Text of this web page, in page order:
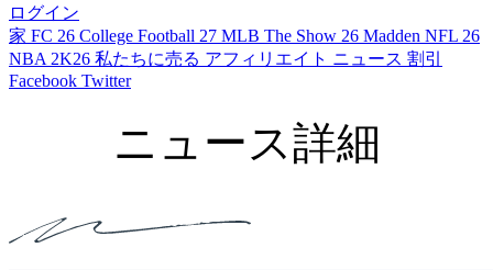
ログイン
家 FC 26 College Football 27 MLB The Show 26 Madden NFL 26
NBA 2K26 私たちに売る アフィリエイト ニュース 割引
Facebook Twitter
ニュース詳細